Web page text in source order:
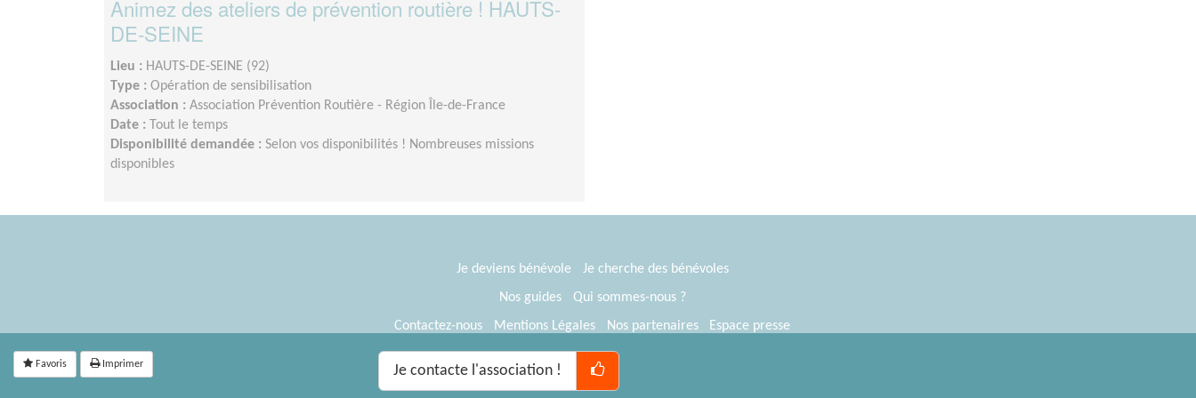
Animez des ateliers de prévention routière ! HAUTS-
DE-SEINE
Lieu : HAUTS-DE-SEINE (92)
Type : Opération de sensibilisation
Association : Association Prévention Routière - Région Île-de-France
Date :
Tout le temps
Disponibilité demandée : Selon vos disponibilités ! Nombreuses missions
disponibles
Favoris Imprimer Je contacte l'association !
Je deviens bénévole
Je cherche des bénévoles
Nos guides
Qui sommes-nous ?
Contactez-nous
Mentions Légales Nos partenaires
Espace presse
® Tous Bénévoles 2012-2026